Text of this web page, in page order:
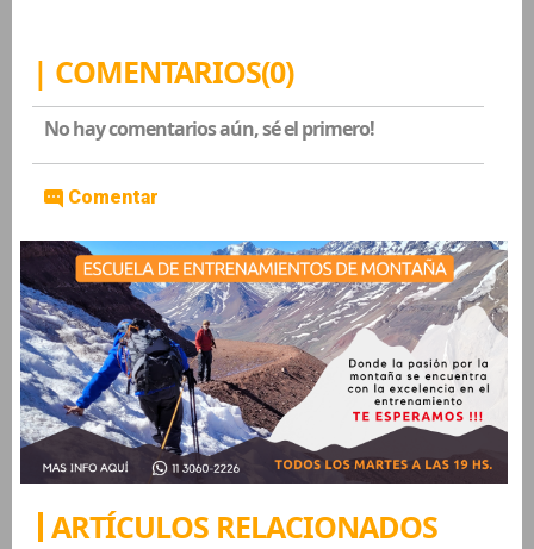
| COMENTARIOS(0)
No hay comentarios aún, sé el primero!
Comentar
ARTÍCULOS RELACIONADOS